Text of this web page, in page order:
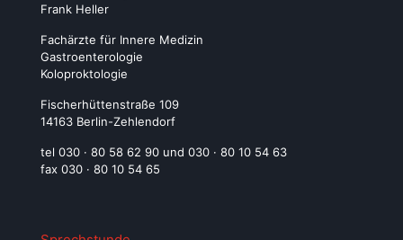
Frank Heller
Fachärzte für Innere Medizin
Gastroenterologie
Koloproktologie
Fischerhüttenstraße 109
14163 Berlin-Zehlendorf
tel 030 · 80 58 62 90 und 030 · 80 10 54 63
fax 030 · 80 10 54 65